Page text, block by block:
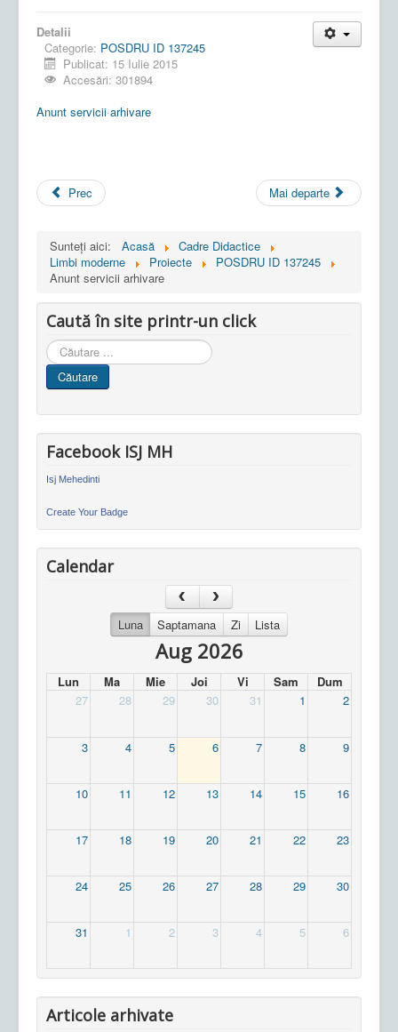
Detalii
Categorie: POSDRU ID 137245
Publicat: 15 Iulie 2015
Accesări: 301894
Anunt servicii arhivare
Prec Mai departe
Sunteți aici: Acasă
Cadre Didactice
Limbi moderne
Proiecte
POSDRU ID 137245
Anunt servicii arhivare
Caută în site printr-un click
Cauta
in
site
Căutare
Facebook ISJ MH
Isj Mehedinti
Create Your Badge
Calendar
Luna Saptamana Zi Lista
Aug 2026
Lun Ma Mie Joi Vi Sam
Dum
27
28 29 30 31 1 2
3 4 5 6 7 8 9
10 11 12 13 14 15 16
17 18 19 20 21 22 23
24 25 26 27 28 29 30
31 1 2 3 4 5 6
Articole arhivate